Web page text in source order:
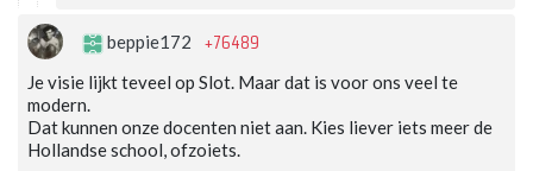
beppie172 +76489
Je visie lijkt teveel op Slot. Maar dat is voor ons veel te
modern.
Dat kunnen onze docenten niet aan. Kies liever iets meer de
Hollandse school, ofzoiets.